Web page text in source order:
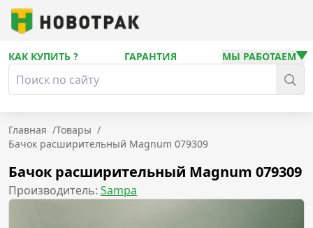
КАК КУПИТЬ ? ГАРАНТИЯ МЫ РАБОТАЕМ
Главная /Товары /
Бачок расширительный Magnum 079309
Бачок расширительный Magnum 079309
Производитель: Sampa